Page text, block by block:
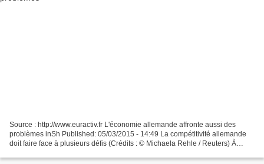
Source : http://www.euractiv.fr L'économie allemande affronte aussi des
problèmes inSh Published: 05/03/2015 - 14:49 La compétitivité allemande
doit faire face à plusieurs défis (Crédits : © Michaela Rehle / Reuters) À